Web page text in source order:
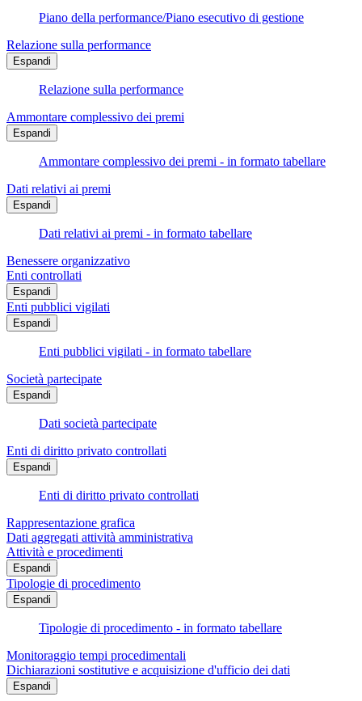
Piano della performance/Piano esecutivo di gestione
Relazione sulla performance
Espandi
Relazione sulla performance
Ammontare complessivo dei premi
Espandi
Ammontare complessivo dei premi - in formato tabellare
Dati relativi ai premi
Espandi
Dati relativi ai premi - in formato tabellare
Benessere organizzativo
Enti controllati
Espandi
Enti pubblici vigilati
Espandi
Enti pubblici vigilati - in formato tabellare
Società partecipate
Espandi
Dati società partecipate
Enti di diritto privato controllati
Espandi
Enti di diritto privato controllati
Rappresentazione grafica
Dati aggregati attività amministrativa
Attività e procedimenti
Espandi
Tipologie di procedimento
Espandi
Tipologie di procedimento - in formato tabellare
Monitoraggio tempi procedimentali
Dichiarazioni sostitutive e acquisizione d'ufficio dei dati
Espandi